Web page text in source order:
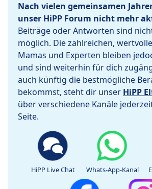
Nach vielen gemeinsamen
unser HiPP Forum nicht mehr
Beiträge oder Antworten sind
möglich. Die zahlreichen,
Mamas und Experten bleiben
und sind weiterhin für dich
auch künftig die bestmögliche
bekommst, steht dir unser HiPP
über verschiedene Kanäle
Seite.
HiPP Live Chat Whats-App-Kanal